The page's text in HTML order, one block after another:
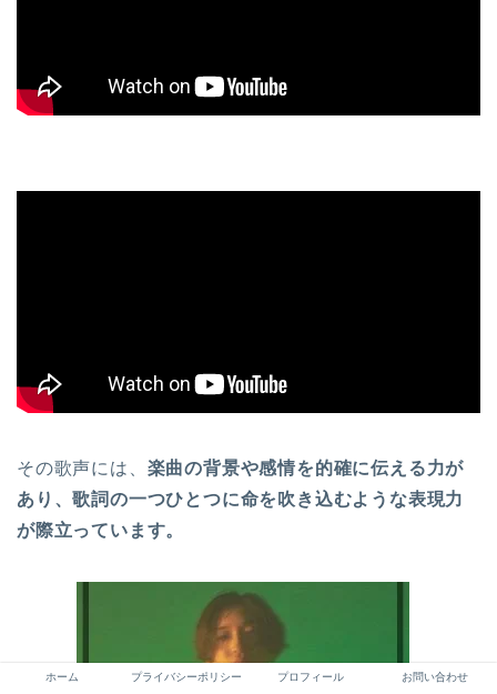
その歌声には、 楽曲の背景や感情を的確に伝える力が
あり、歌詞の一つひとつに命を吹き込むような表現力
が際立っています。
ホーム プライバシーポリシー プロフィール お問い合わせ